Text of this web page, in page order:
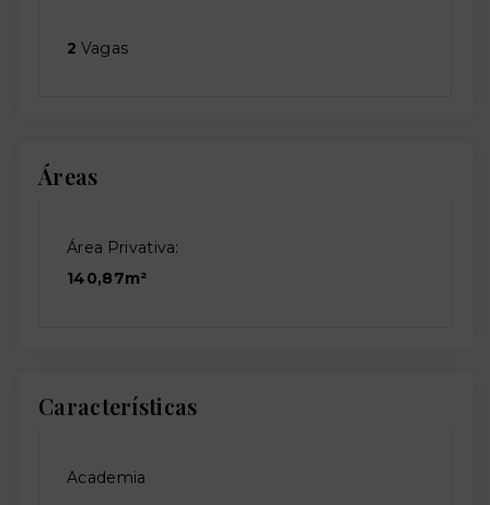
2 Vagas
Áreas
Área Privativa:
140,87m²
Características
Academia